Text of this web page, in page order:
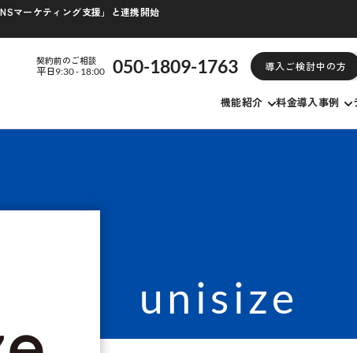
マーケティング支援」と連携開始
契約前のご相談 050-1809-1763
平日9:30 - 18:00 導入ご検討中の方
機能紹介 料金導入事例
unisize